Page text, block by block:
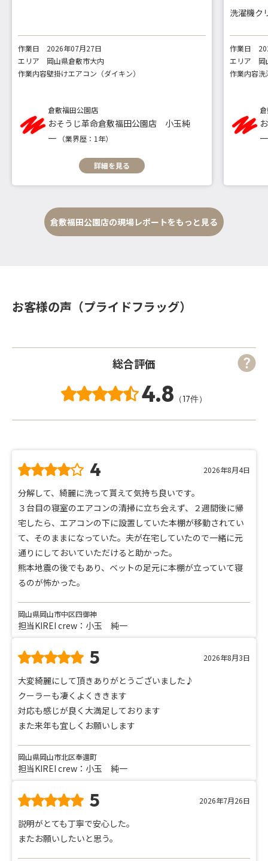
作業日
2026年07月27日
エリア
岡山県倉敷市大内
作業内容壁掛けエアコン（ダイキン）
倉敷福田公園店
おそうじ革命倉敷福田公園店 小玉純
一 （業界歴：1年）
詳細を見る
洗濯機ク
作業日
エリア
岡
作業内容洗
一
倉敷福田公園店の現場レポートをもっと見る
お客様の声（プライドフラッグ）
総合評価
4.8 （17件）
4 2026年8月4日
分解して、綺麗に洗って貰えて気持ち良いです。
３台目の寝室のエアコンの清掃に立ち会えず、２週間後に帰
宅したら、エアコンの下に設置していた本棚が移動されてい
て、そのままになっていた。夫が在宅していたので一緒に元
通りにしておいていただけると助かった。
熊本地震の後でもあり、ベットの足元に本棚が立っていて寝
るのが怖かった。
岡山県岡山市中区四御神
担当KIREI crew：小玉 純一
5 2026年8月3日
大変綺麗にして頂きありがとうございました♪
クーラーも凄くよくききます
対応も感じが良く大満足しております
また来年も宜しくお願いします
岡山県岡山市北区奉還町
担当KIREI crew：小玉 純一
5 2026年7月26日
説明がとても丁寧で安心した。
またお願いしたいと思う。